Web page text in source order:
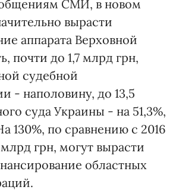
СМИ, в новом
вырасти
аппарата Верховной
почти до 1,7 млрд грн,
судебной
- наполовину, до 13,5
суда Украины - на 51,3%,
130%, по сравнению с 2016
грн, могут вырасти
областных